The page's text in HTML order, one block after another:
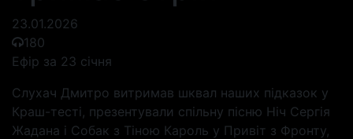
23.01.2026
180
Ефір за 23 січня
Слухач Дмитро витримав шквал наших підказок у
Краш-тесті, презентували спільну пісню Ніч Сергія
Жадана і Собак з Тіною Кароль у Привіт з Фронту,